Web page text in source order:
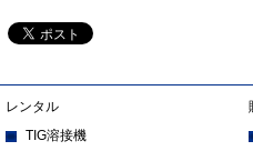
レンタル
TIG溶接機